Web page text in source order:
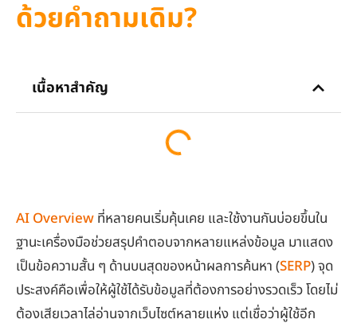
ด้วยคำถามเดิม?
เนื้อหาสำคัญ
AI Overviewที่หลายคนเริ่มคุ้นเคย และใช้งานกันบ่อยขึ้นใน
ฐานะเครื่องมือช่วยสรุปคำตอบจากหลายแหล่งข้อมูล มาแสดง
เป็นข้อความสั้น ๆ ด้านบนสุดของหน้าผลการค้นหา (SERP) จุด
ประสงค์คือเพื่อให้ผู้ใช้ได้รับข้อมูลที่ต้องการอย่างรวดเร็ว โดยไม่
ต้องเสียเวลาไล่อ่านจากเว็บไซต์หลายแห่ง แต่เชื่อว่าผู้ใช้อีก